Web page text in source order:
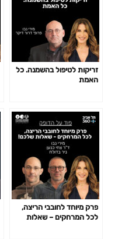
זריקות לטיפול בהשמנה. כל
האמת
פרק מיוחד לחובבי הריצה,
לכל המרחקים – שאלות